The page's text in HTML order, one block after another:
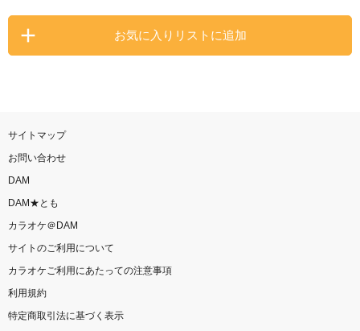
お気に入りリストに追加
サイトマップ
お問い合わせ
DAM
DAM★とも
カラオケ＠DAM
サイトのご利用について
カラオケご利用にあたっての注意事項
利用規約
特定商取引法に基づく表示